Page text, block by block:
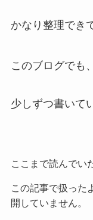
かなり整理でき
このブログでも、
少しずつ書いて
ここまで読んでい
この記事で扱った
開していません。